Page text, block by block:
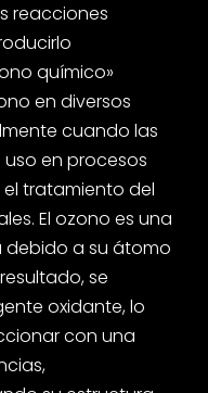
reacciones
químico»
en diversos
cuando las
en procesos
tratamiento del
El ozono es una
a su átomo
se
oxidante, lo
con una